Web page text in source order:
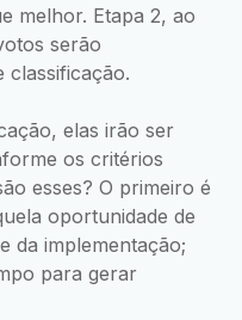
melhor. Etapa 2, ao
serão
classificação.
elas irão ser
os critérios
esses? O primeiro é
oportunidade de
da implementação;
para gerar